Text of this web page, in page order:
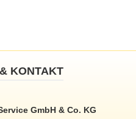
KONTAKT
GmbH & Co. KG